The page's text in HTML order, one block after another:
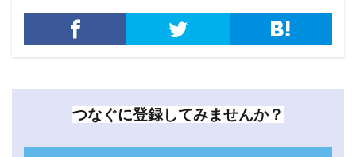
つなぐに登録してみませんか？